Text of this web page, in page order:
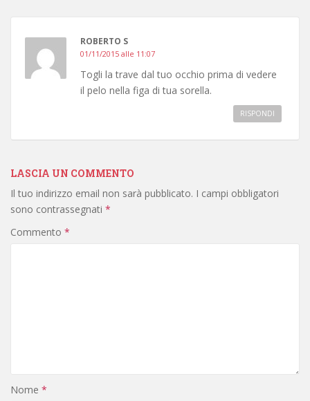
ROBERTO S
01/11/2015 alle 11:07
Togli la trave dal tuo occhio prima di vedere
il pelo nella figa di tua sorella.
RISPONDI
LASCIA UN COMMENTO
Il tuo indirizzo email non sarà pubblicato. I campi obbligatori
sono contrassegnati *
Commento *
Nome *